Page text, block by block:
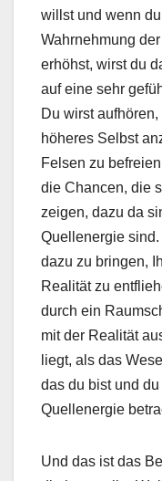
willst und wenn
Wahrnehmung
erhöhst, wirst du
auf eine sehr
Du wirst
höheres Selbst
Felsen zu
die Chancen, die
zeigen, dazu da
Quellenergie
dazu zu bringen,
Realität zu
durch ein
mit der Realität
liegt, als das
das du bist und
Quellenergie
Und das ist das